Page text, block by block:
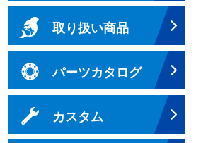
取り扱い商品
パーツカタログ
カスタム